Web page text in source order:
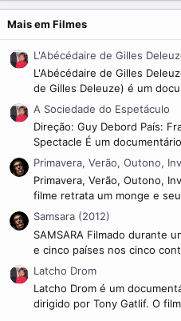
Mais em Filmes
L'Abécédaire de Gilles
L'Abécédaire de Gilles
de Gilles Deleuze) é um
A Sociedade do Espetáculo
Direção: Guy Debord País:
Spectacle É um
Primavera, Verão, Outono,
Primavera, Verão, Outono,
filme retrata um monge e
Samsara (2012)
SAMSARA Filmado durante
e cinco países nos cinco
Latcho Drom
Latcho Drom é um
dirigido por Tony Gatlif. O